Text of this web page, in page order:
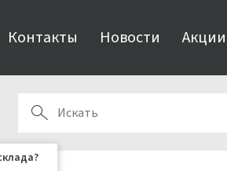
Контакты Новости Акции